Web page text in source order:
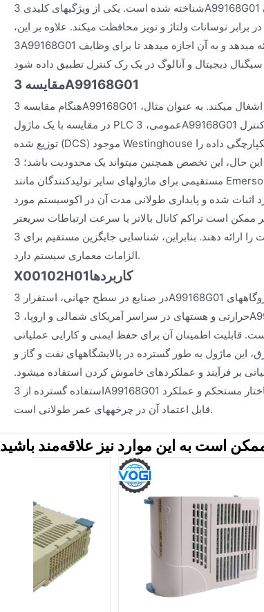
شناخته شده است. یکی از ویژگیهای کلیدی 3A99168G01 ایزولاسیون الکتریکی با کیفیت بالای آن
نوسانات ولتاژ و نویز محافظت میکند. علاوه بر این،
3A99168G01 گزینههای پیکربندی انعطافپذیری را ارائه میدهد و به آن اجازه میدهد تا برای وظایف
مقایسه 3A99168G01
هنگام مقایسه 3A99168G01 با سایر مدلها، این ماژول جایگاه خاصی را اشغال میکند. به عنوان مثال،
در مقایسه با یک ماژول PLC عمومی، 3A99168G01 برای یکپارچهسازی بدون درز در سیستمهای کنترل
توزیع شده (DCS) موجود Westinghouse بهینهسازی شده است و سازگاری برتر و یکپارچگی داده را
ارائه میدهد. با این حال، این تخصص همچنین میتواند یک محدودیت باشد؛ 3A99168G01 همیشه جایگزین
مستقیمی برای ماژولهای سایر تولیدکنندگان مانند Emerson یا GE بدون نیاز به پیکربندی مجدد در
شده و پایداری طولانی مدت آن در اکوسیستم مورد
است تراکم کانال بالاتر یا سرعت ارتباطات سریعتر
مانند اترنت را ارائه دهند. بنابراین، شناسایی جایگزین مستقیم برای 3A99168G01 نیاز به بررسی دقیق
الزامات معماری سیستم دارد.
X00102H01کاربردها
در صنایع در سطح جهانی، استقرار 3A99168G01 گسترده است. در بخش برق، به ویژه در نیروگاههای
حرارتی و هستهای در سراسر آمریکای شمالی و اروپا، 3A99168G01 یک جزء کلیدی در سیستمهای
قابلیت اطمینان آن برای حفظ ایمنی و کارایی عملیاتی
این ماژول به طور گسترده در پالایشگاههای نفت و گاز و
بر فرآیند و عملکردهای خاموش کردن استفاده میشود.
استفاده گسترده از 3A99168G01 در چنین کاربردهای سختی گواهی بر ساختار مستحکم و عملکرد
قابل اعتماد آن در چرخههای عمر طولانی است.